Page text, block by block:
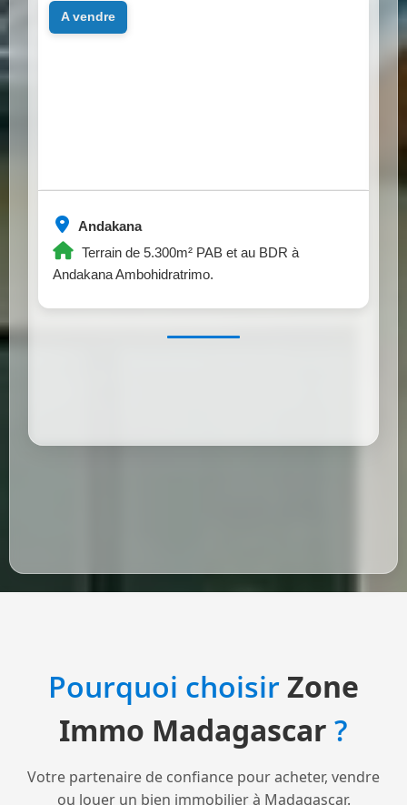
Andakana
Terrain de 5.300m² PAB et au BDR à
Andakana Ambohidratrimo.
a vendre
Pourquoi choisirZone
Immo Madagascar ?
Votre partenaire de confiance pour acheter, vendre
ou louer un bien immobilier à Madagascar.